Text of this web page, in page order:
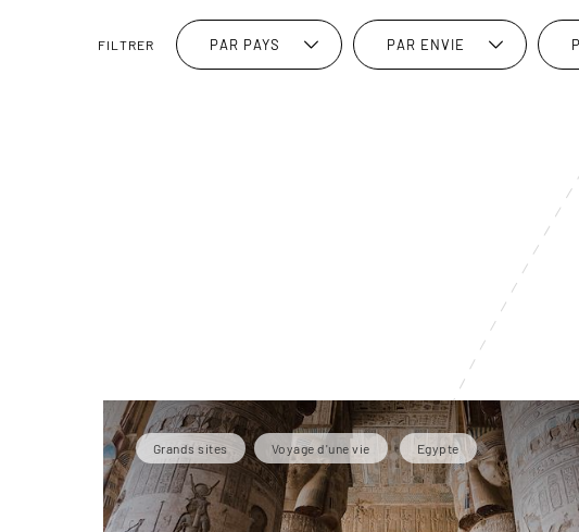
FILTRER PAR PAYS PAR ENVIE
Grands sites Voyage d'une vie Egypte